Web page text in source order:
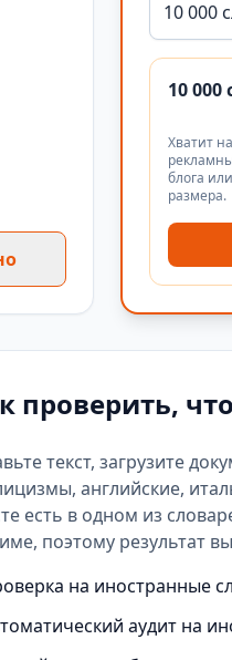
10 000
10 000
Хватит
блога
размера.
проверить,
текст, загрузите
английские,
есть в одном из
поэтому результат
на иностранные
аудит на